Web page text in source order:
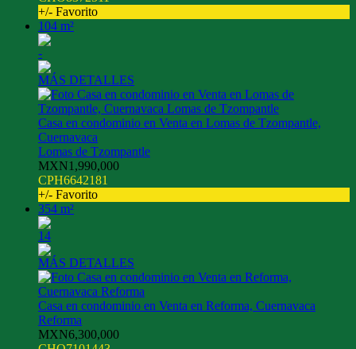
+/- Favorito
104 m²
-
MÁS DETALLES
Casa en condominio en Venta en Lomas de Tzompantle,
Cuernavaca
Lomas de Tzompantle
MXN1,990,000
CPH6642181
+/- Favorito
354 m²
14
MÁS DETALLES
Casa en condominio en Venta en Reforma, Cuernavaca
Reforma
MXN6,300,000